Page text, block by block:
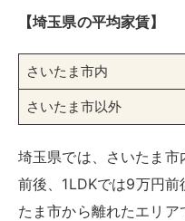
【埼玉県の平均家賃】
さいたま市内
さいたま市以外
埼玉県では、さいたま市
前後、1LDKでは9万円
たま市から離れたエリア